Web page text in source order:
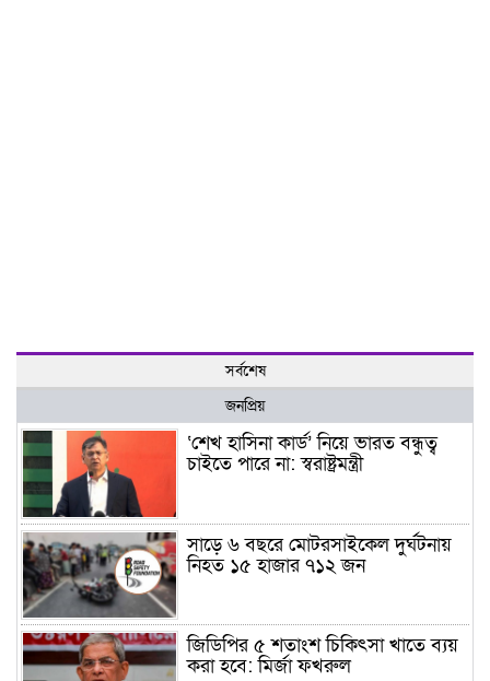
সর্বশেষ
জনপ্রিয়
‘শেখ হাসিনা কার্ড’ নিয়ে ভারত বন্ধুত্ব
চাইতে পারে না: স্বরাষ্ট্রমন্ত্রী
সাড়ে ৬ বছরে মোটরসাইকেল দুর্ঘটনায়
নিহত ১৫ হাজার ৭১২ জন
জিডিপির ৫ শতাংশ চিকিৎসা খাতে ব্যয়
করা হবে: মির্জা ফখরুল